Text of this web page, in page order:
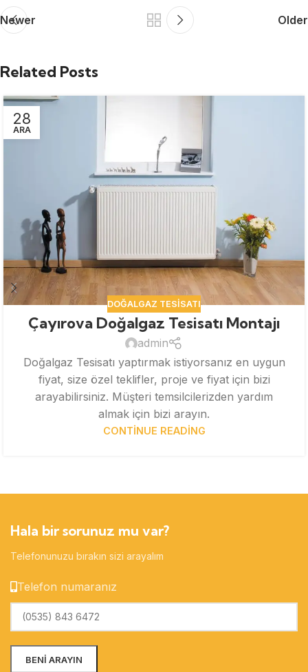
Newer Older
Related Posts
28
ARA
DOĞALGAZ TESISATI
Çayırova Doğalgaz Tesisatı Montajı
admin
Doğalgaz Tesisatı yaptırmak istiyorsanız en uygun
fiyat, size özel teklifler, proje ve fiyat için bizi
arayabilirsiniz. Müşteri temsilcilerizden yardım
almak için bizi arayın.
CONTINUE READING
Hala bir sorunuz mu var?
Telefonunuzu bırakın sizi arayalım
Telefon numaranız